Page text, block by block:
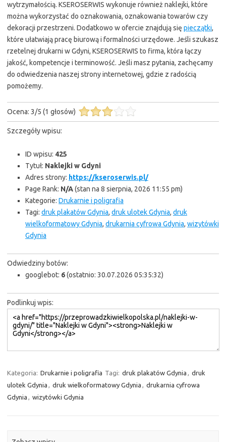
wytrzymałością. KSEROSERWIS wykonuje również naklejki, które
można wykorzystać do oznakowania, oznakowania towarów czy
dekoracji przestrzeni. Dodatkowo w ofercie znajdują się pieczątki,
które ułatwiają pracę biurową i formalności urzędowe. Jeśli szukasz
rzetelnej drukarni w Gdyni, KSEROSERWIS to firma, która łączy
jakość, kompetencje i terminowość. Jeśli masz pytania, zachęcamy
do odwiedzenia naszej strony internetowej, gdzie z radością
pomożemy.
Ocena: 3/5 (1 głosów)
Szczegóły wpisu:
ID wpisu: 425
Tytuł: Naklejki w Gdyni
Adres strony: https://kseroserwis.pl/
Page Rank: N/A(stan na 8 sierpnia, 2026 11:55 pm)
Kategorie: Drukarnie i poligrafia
Tagi: druk plakatów Gdynia, druk ulotek Gdynia, druk
wielkoformatowy Gdynia, drukarnia cyfrowa Gdynia, wizytówki
Gdynia
Odwiedziny botów:
googlebot: 6(ostatnio: 30.07.2026 05:35:32)
Podlinkuj wpis:
Kategoria: Drukarnie i poligrafia Tagi: druk plakatów Gdynia , druk
ulotek Gdynia , druk wielkoformatowy Gdynia , drukarnia cyfrowa
Gdynia , wizytówki Gdynia